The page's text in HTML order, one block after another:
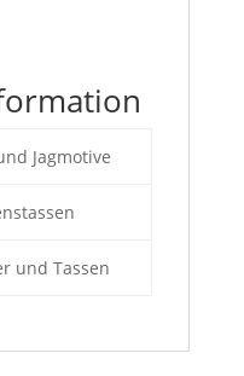
Jagmotive
und Tassen